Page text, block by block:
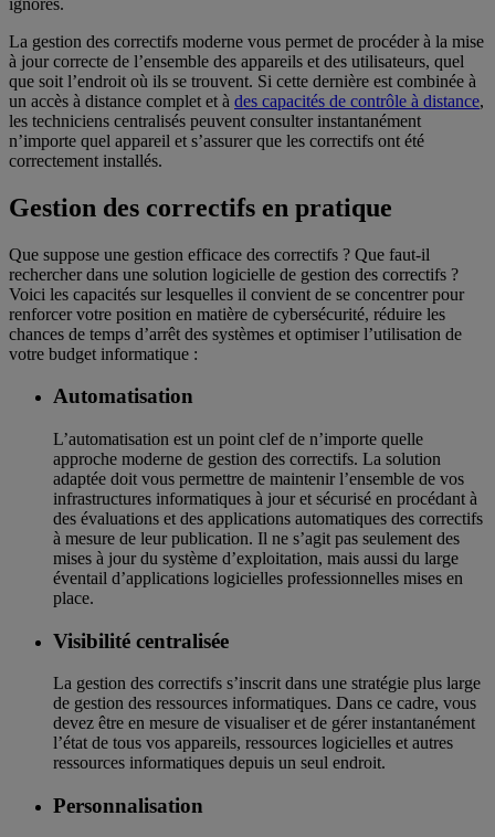
La gestion des correctifs moderne vous permet de procéder à la mise
à jour correcte de l’ensemble des appareils et des utilisateurs, quel
que soit l’endroit où ils se trouvent. Si cette dernière est combinée à
un accès à distance complet et à des capacités de contrôle à distance,
les techniciens centralisés peuvent consulter instantanément
n’importe quel appareil et s’assurer que les correctifs ont été
correctement installés.
Gestion des correctifs en pratique
Que suppose une gestion efficace des correctifs ? Que faut-il
rechercher dans une solution logicielle de gestion des correctifs ?
Voici les capacités sur lesquelles il convient de se concentrer pour
renforcer votre position en matière de cybersécurité, réduire les
chances de temps d’arrêt des systèmes et optimiser l’utilisation de
votre budget informatique :
Automatisation
L’automatisation est un point clef de n’importe quelle
approche moderne de gestion des correctifs. La solution
adaptée doit vous permettre de maintenir l’ensemble de vos
infrastructures informatiques à jour et sécurisé en procédant à
des évaluations et des applications automatiques des correctifs
à mesure de leur publication. Il ne s’agit pas seulement des
mises à jour du système d’exploitation, mais aussi du large
éventail d’applications logicielles professionnelles mises en
place.
Visibilité centralisée
La gestion des correctifs s’inscrit dans une stratégie plus large
de gestion des ressources informatiques. Dans ce cadre, vous
devez être en mesure de visualiser et de gérer instantanément
l’état de tous vos appareils, ressources logicielles et autres
ressources informatiques depuis un seul endroit.
Personnalisation